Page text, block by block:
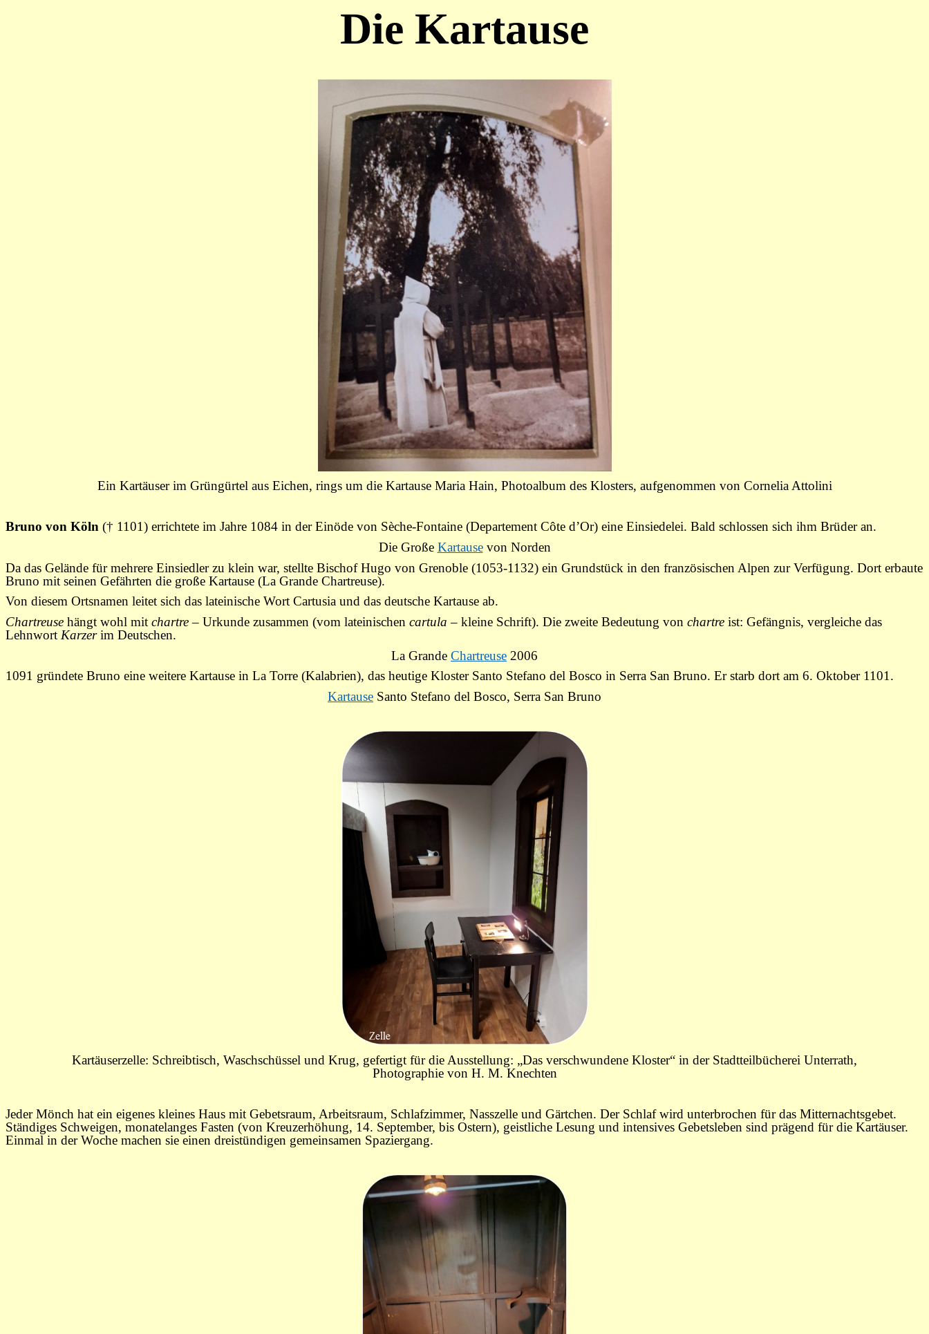
Die Kartause
Ein Kartäuser im Grüngürtel aus Eichen, rings um die Kartause Maria Hain, Photoalbum des Klosters, aufgenommen von Cornelia Attolini
Bruno von Köln († 1101) errichtete im Jahre 1084 in der Einöde von Sèche-Fontaine (Departement Côte dʼOr) eine Einsiedelei. Bald schlossen sich ihm Brüder an.
Die Große Kartausevon Norden
Da das Gelände für mehrere Einsiedler zu klein war, stellte Bischof Hugo von Grenoble (1053-1132) ein Grundstück in den französischen Alpen zur Verfügung. Dort erbaute
Bruno mit seinen Gefährten die große Kartause (La Grande Chartreuse).
Von diesem Ortsnamen leitet sich das lateinische Wort Cartusia und das deutsche Kartause ab.
Chartreuse hängt wohl mit chartre– Urkunde zusammen (vom lateinischen cartula – kleine Schrift). Die zweite Bedeutung von chartre ist: Gefängnis, vergleiche das
Lehnwort Karzerim Deutschen.
La Grande Chartreuse 2006
1091 gründete Bruno eine weitere Kartause in La Torre (Kalabrien), das heutige Kloster Santo Stefano del Bosco in Serra San Bruno. Er starb dort am 6. Oktober 1101.
Kartause Santo Stefano del Bosco, Serra San Bruno
Kartäuserzelle: Schreibtisch, Waschschüssel und Krug, gefertigt für die Ausstellung: „Das verschwundene Kloster“ in der Stadtteilbücherei Unterrath,
Photographie von H. M. Knechten
Jeder Mönch hat ein eigenes kleines Haus mit Gebetsraum, Arbeitsraum, Schlafzimmer, Nasszelle und Gärtchen. Der Schlaf wird unterbrochen für das Mitternachtsgebet.
Ständiges Schweigen, monatelanges Fasten (von Kreuz­erhöhung, 14. September, bis Ostern), geistliche Lesung und intensives Gebetsleben sind prägend für die Kartäuser.
Einmal in der Woche machen sie einen dreistündigen gemeinsamen Spaziergang.